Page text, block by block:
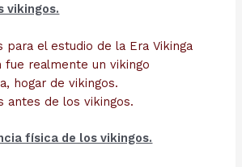
vikingos.
para el estudio de la Era Vikinga
fue realmente un vikingo
hogar de vikingos.
antes de los vikingos.
física de los vikingos.